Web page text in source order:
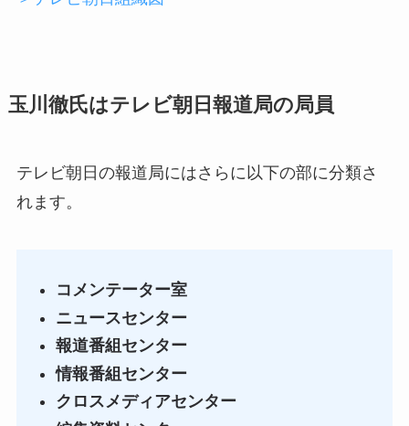
玉川徹氏はテレビ朝日報道局の局員
テレビ朝日の報道局にはさらに以下の部に分類さ
れます。
コメンテーター室
ニュースセンター
報道番組センター
情報番組センター
クロスメディアセンター